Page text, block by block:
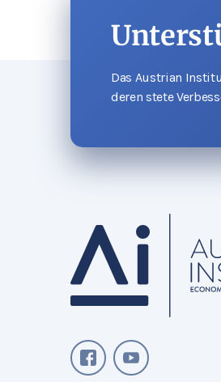
Das Austrian
deren stete